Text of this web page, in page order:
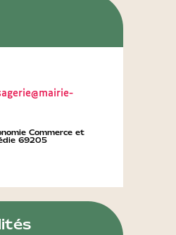
Commerce et
69205